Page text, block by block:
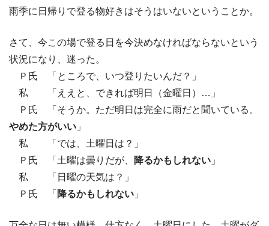
雨季に日帰りで登る物好きはそうはいないということか。
さて、今この場で登る日を今決めなければならないという
状況になり、迷った。
Ｐ氏 「ところで、いつ登りたいんだ？」
私 「ええと、できれば明日（金曜日）…」
Ｐ氏 「そうか。ただ明日は完全に雨だと聞いている。
やめた方がいい 」
私 「では、土曜日は？」
Ｐ氏 「土曜は曇りだが、
降るかもしれない 」
私 「日曜の天気は？」
Ｐ氏 「 降るかもしれない 」